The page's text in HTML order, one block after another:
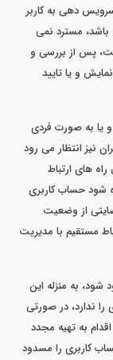
دهی به کاربر
مسترد نمی
پس از بررسی و
و یا تایید
و یا به صورت فردی
نیز انتظار می رود
های ارتباط
شود حساب کاربری
از وضعیت
مستقیم با مدیریت
شود، به منزله این
را ندارد، در صورتی
به تهیه مجدد
کاربری را مسدود